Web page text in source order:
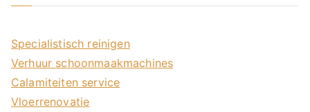
Specialistisch reinigen
Verhuur schoonmaakmachines
Calamiteiten service
Vloerrenovatie